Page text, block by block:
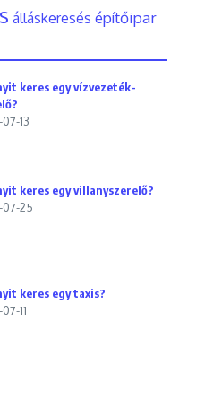
álláskeresés építőipar
keres egy vízvezeték-
13
keres egy villanyszerelő?
25
keres egy taxis?
11